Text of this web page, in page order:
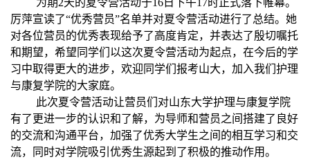
厉萍宣读了“优秀营员”名单并对夏令营活动进行了总结。她
对各位营员的优秀表现给予了高度肯定，并表达了殷切嘱托
和期望，希望同学们以这次夏令营活动为起点，在今后的学
习中取得更大的进步，欢迎同学们报考山大，加入我们护理
与康复学院的大家庭。
此次夏令营活动让营员们对山东大学护理与康复学院
有了更进一步的认识和了解，为导师和营员之间搭建了良好
的交流和沟通平台，加强了优秀大学生之间的相互学习和交
流，同时对学院吸引优秀生源起到了积极的推动作用。